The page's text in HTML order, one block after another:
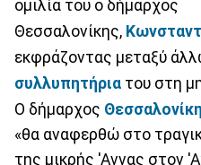
ομιλία του ο δήμαρχος
Θεσσαλονίκης,
εκφράζοντας μεταξύ
συλλυπητήρια του στη
Ο δήμαρχος
«θα αναφερθώ στο
της μικρής 'Αννας στον